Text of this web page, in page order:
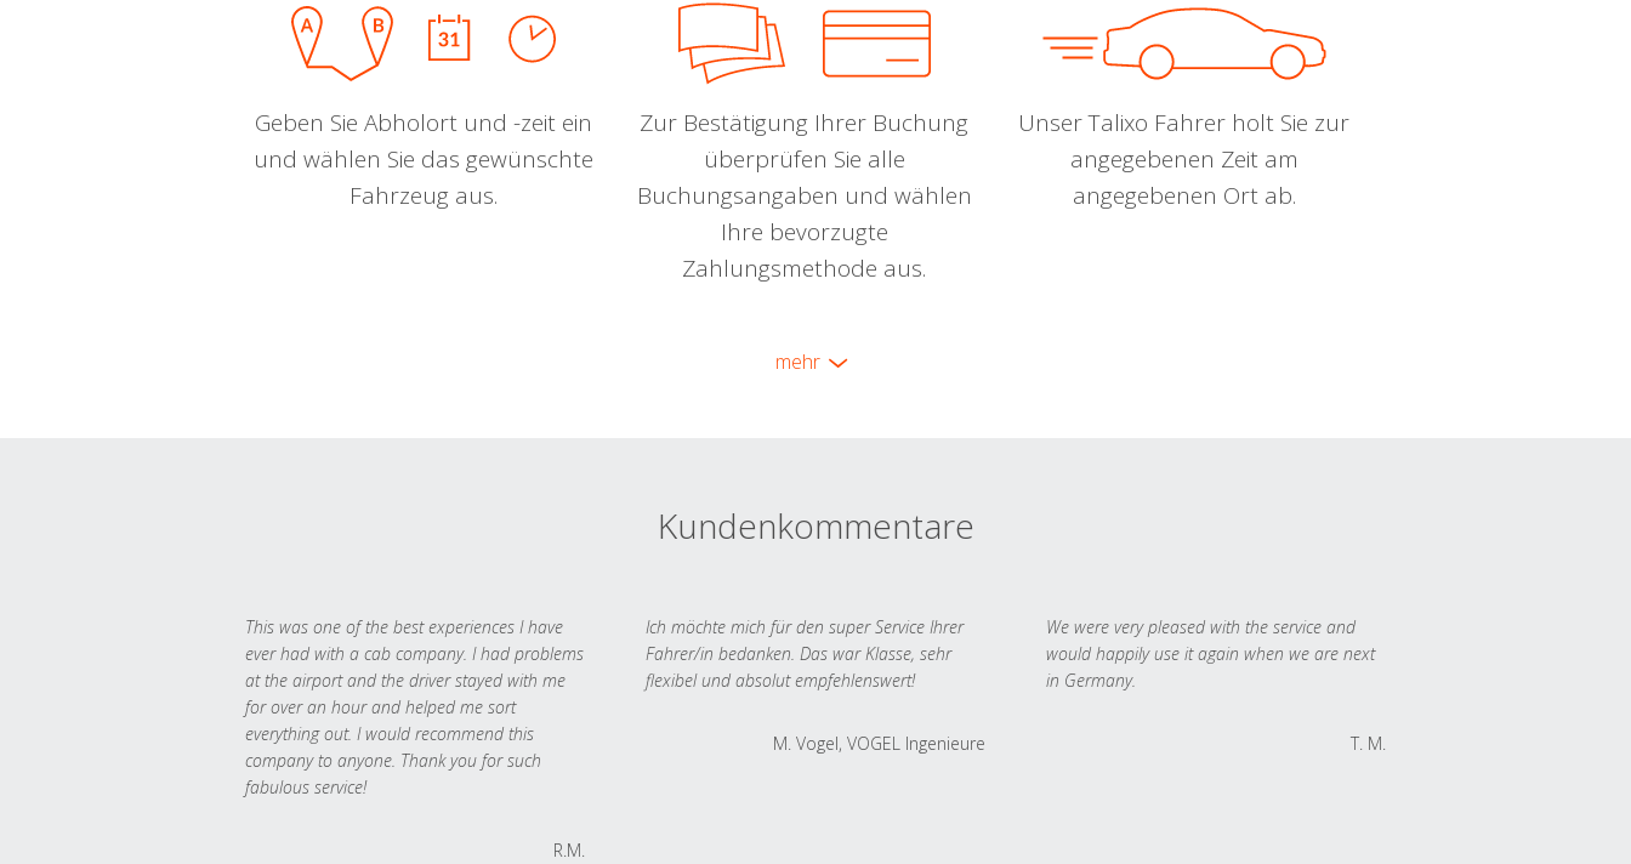
Geben Sie Abholort und -zeit ein
und wählen Sie das gewünschte
Fahrzeug aus.
Zur Bestätigung Ihrer Buchung
überprüfen Sie alle
Buchungsangaben und wählen
Ihre bevorzugte
Zahlungsmethode aus.
Unser Talixo Fahrer holt Sie zur
angegebenen Zeit am
angegebenen Ort ab.
mehr
Kundenkommentare
This was one of the best experiences I have
ever had with a cab company. I had problems
at the airport and the driver stayed with me
for over an hour and helped me sort
everything out. I would recommend this
company to anyone. Thank you for such
fabulous service!
R.M.
Ich möchte mich für den super Service Ihrer
Fahrer/in bedanken. Das war Klasse, sehr
flexibel und absolut empfehlenswert!
M. Vogel, VOGEL Ingenieure
We were very pleased with the service and
would happily use it again when we are next
in Germany.
T. M.